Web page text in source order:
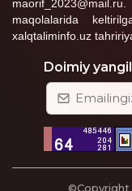
maqolalarida
xalqtaliminfo.uz
Doimiy